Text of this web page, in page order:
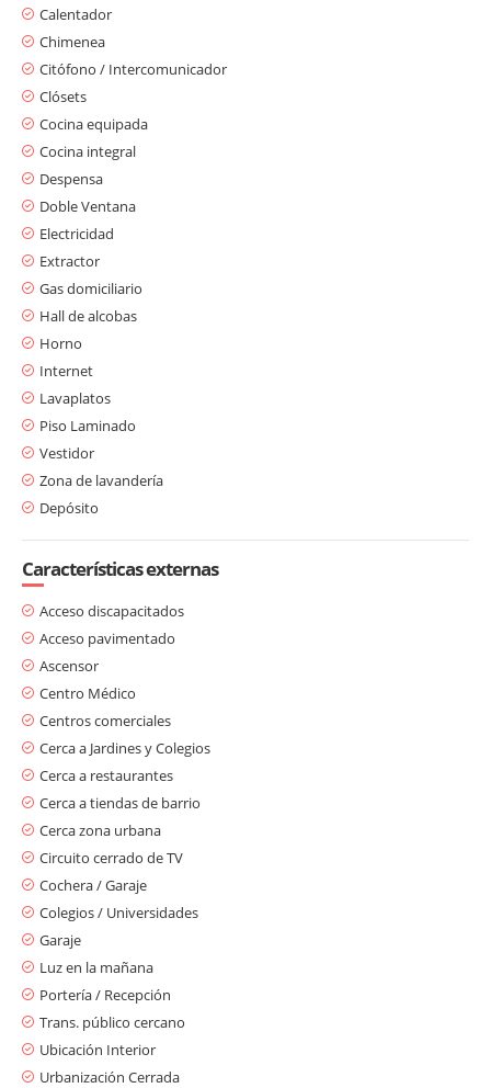
Calentador
Chimenea
Citófono / Intercomunicador
Clósets
Cocina equipada
Cocina integral
Despensa
Doble Ventana
Electricidad
Extractor
Gas domiciliario
Hall de alcobas
Horno
Internet
Lavaplatos
Piso Laminado
Vestidor
Zona de lavandería
Depósito
Características externas
Acceso discapacitados
Acceso pavimentado
Ascensor
Centro Médico
Centros comerciales
Cerca a Jardines y Colegios
Cerca a restaurantes
Cerca a tiendas de barrio
Cerca zona urbana
Circuito cerrado de TV
Cochera / Garaje
Colegios / Universidades
Garaje
Luz en la mañana
Portería / Recepción
Trans. público cercano
Ubicación Interior
Urbanización Cerrada